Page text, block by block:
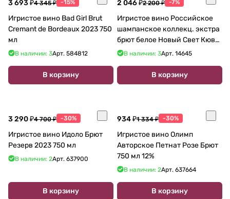
3 693 ₽4 345 ₽ -15%
Игристое вино Bad Girl Brut
Cremant de Bordeaux 2023 750
мл
В наличии: 3Арт. 584812
В корзину
2 046 ₽2 200 ₽ -7%
Игристое вино Российское
шампанское коллекц. экстра
брют белое Новый Свет Кюве
750 мл
В наличии: 3Арт. 14645
В корзину
3 290 ₽4 700 ₽ -30%
Игристое вино Идоло Брют
Резерв 2023 750 мл
В наличии: 2Арт. 637900
В корзину
934 ₽1 334 ₽ -30%
Игристое вино Олимп
Авторское Петнат Розе Брют
750 мл 12%
В наличии: 2Арт. 637664
В корзину